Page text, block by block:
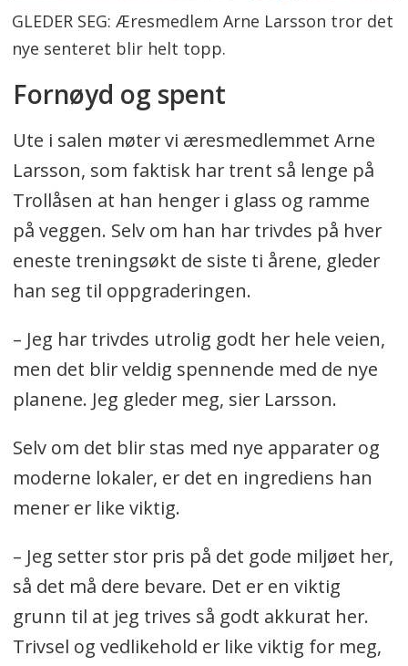
GLEDER SEG: Æresmedlem Arne Larsson tror det
nye senteret blir helt topp.
Fornøyd og spent
Ute i salen møter vi æresmedlemmet Arne
Larsson, som faktisk har trent så lenge på
Trollåsen at han henger i glass og ramme
på veggen. Selv om han har trivdes på hver
eneste treningsøkt de siste ti årene, gleder
han seg til oppgraderingen.
– Jeg har trivdes utrolig godt her hele veien,
men det blir veldig spennende med de nye
planene. Jeg gleder meg, sier Larsson.
Selv om det blir stas med nye apparater og
moderne lokaler, er det en ingrediens han
mener er like viktig.
– Jeg setter stor pris på det gode miljøet her,
så det må dere bevare. Det er en viktig
grunn til at jeg trives så godt akkurat her.
Trivsel og vedlikehold er like viktig for meg,